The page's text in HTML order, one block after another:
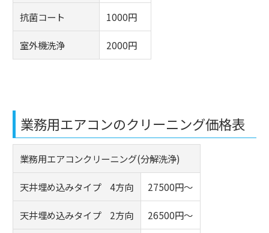
抗菌コート 1000円
室外機洗浄 2000円
業務用エアコンのクリーニング価格表
業務用エアコンクリーニング(分解洗浄)
天井埋め込みタイプ 4方向 27500円～
天井埋め込みタイプ 2方向 26500円～